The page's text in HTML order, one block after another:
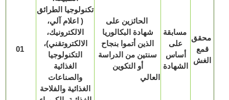
01
تكنولوجيا الطرائق
( اعلام آلي،
الالكترونيك،
الالكتروتقني)،
التكنولوجيا
والصناعات
الغذائية والفلاحة
الحائزين على
شهادة البكالوريا
الذين أتموا بنجاح
سنتين من الدراسة
أو التكوين
العالي
مسابقة
على
أساس
الشهادة